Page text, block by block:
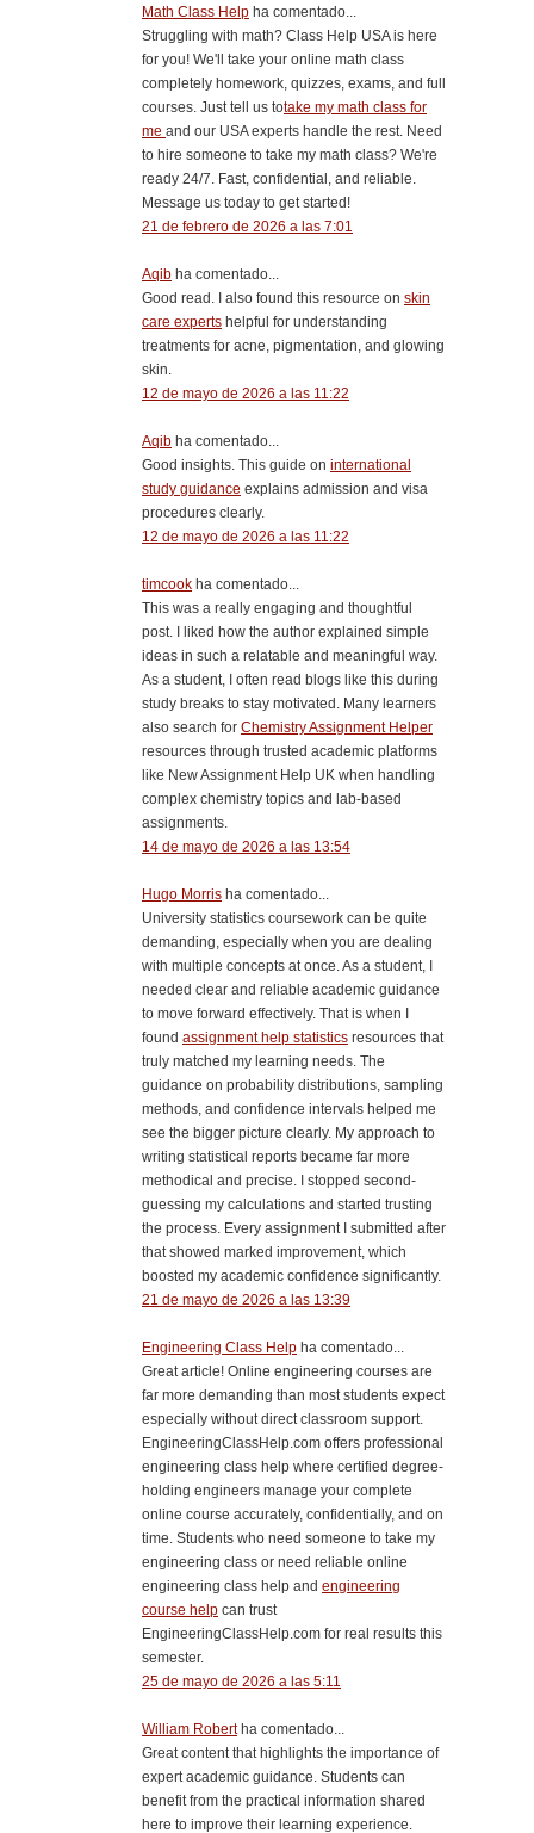
Math Class Help ha comentado...
Struggling with math? Class Help USA is here
for you! We'll take your online math class
completely homework, quizzes, exams, and full
courses. Just tell us totake my math class for
me and our USA experts handle the rest. Need
to hire someone to take my math class? We're
ready 24/7. Fast, confidential, and reliable.
Message us today to get started!
21 de febrero de 2026 a las 7:01
Aqib ha comentado...
Good read. I also found this resource on skin
care experts helpful for understanding
treatments for acne, pigmentation, and glowing
skin.
12 de mayo de 2026 a las 11:22
Aqib ha comentado...
Good insights. This guide on international
study guidance explains admission and visa
procedures clearly.
12 de mayo de 2026 a las 11:22
timcook ha comentado...
This was a really engaging and thoughtful
post. I liked how the author explained simple
ideas in such a relatable and meaningful way.
As a student, I often read blogs like this during
study breaks to stay motivated. Many learners
also search for Chemistry Assignment Helper
resources through trusted academic platforms
like New Assignment Help UK when handling
complex chemistry topics and lab-based
assignments.
14 de mayo de 2026 a las 13:54
Hugo Morris ha comentado...
University statistics coursework can be quite
demanding, especially when you are dealing
with multiple concepts at once. As a student, I
needed clear and reliable academic guidance
to move forward effectively. That is when I
found assignment help statistics resources that
truly matched my learning needs. The
guidance on probability distributions, sampling
methods, and confidence intervals helped me
see the bigger picture clearly. My approach to
writing statistical reports became far more
methodical and precise. I stopped second-
guessing my calculations and started trusting
the process. Every assignment I submitted after
that showed marked improvement, which
boosted my academic confidence significantly.
21 de mayo de 2026 a las 13:39
Engineering Class Help ha comentado...
Great article! Online engineering courses are
far more demanding than most students expect
especially without direct classroom support.
EngineeringClassHelp.com offers professional
engineering class help where certified degree-
holding engineers manage your complete
online course accurately, confidentially, and on
time. Students who need someone to take my
engineering class or need reliable online
engineering class help and engineering
course help can trust
EngineeringClassHelp.com for real results this
semester.
25 de mayo de 2026 a las 5:11
William Robertha comentado...
Great content that highlights the importance of
expert academic guidance. Students can
benefit from the practical information shared
here to improve their learning experience.